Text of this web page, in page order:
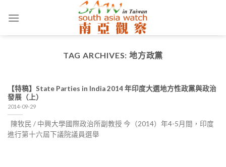
TAG ARCHIVES: 地方政黨
【特稿】State Parties in India 2014 年印度大選地方性政黨與政治
發展（上）
2014-09-29
陳牧民 / 中興大學國際政治所副教授 今（2014）年4-5月間，印度
進行第十六屆下議院議員選舉